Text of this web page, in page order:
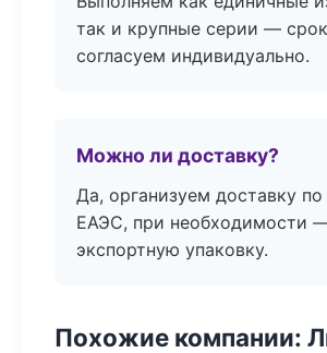
так и крупные серии —
согласуем индивидуально.
Можно ли доставку?
Да, организуем доставку
ЕАЭС, при необходимости
экспортную упаковку.
Похожие компании: